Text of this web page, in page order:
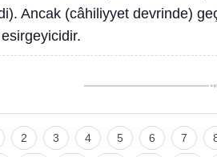
Ancak (câhiliyyet devrinde)
2 3 4 5 6 7